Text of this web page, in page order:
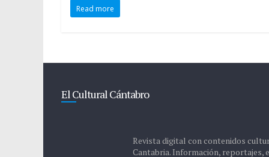
Read more
El Cultural Cántabro
Revista digital con contenidos
Cantabria. Información, reportajes,